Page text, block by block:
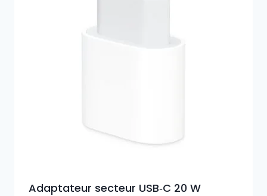
Adaptateur secteur USB‑C 20 W